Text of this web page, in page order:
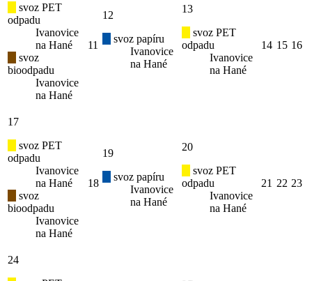
svoz PET
odpadu
Ivanovice
na Hané
svoz
bioodpadu
Ivanovice
na Hané
11
12
svoz papíru
Ivanovice
na Hané
13
svoz PET
odpadu
Ivanovice
na Hané
14 15 16
17
svoz PET
odpadu
Ivanovice
na Hané
svoz
bioodpadu
Ivanovice
na Hané
18
19
svoz papíru
Ivanovice
na Hané
20
svoz PET
odpadu
Ivanovice
na Hané
21 22 23
24